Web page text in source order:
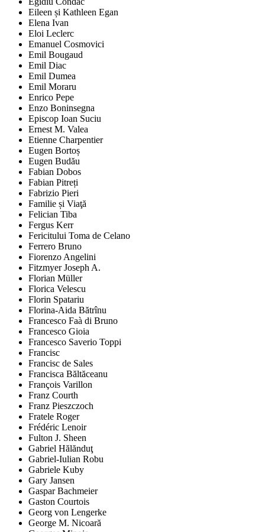
Eileen și Kathleen Egan
Elena Ivan
Eloi Leclerc
Emanuel Cosmovici
Emil Bougaud
Emil Diac
Emil Dumea
Emil Moraru
Enrico Pepe
Enzo Boninsegna
Episcop Ioan Suciu
Ernest M. Valea
Etienne Charpentier
Eugen Bortoș
Eugen Budău
Fabian Dobos
Fabian Pitreți
Fabrizio Pieri
Familie și Viaţă
Felician Tiba
Fergus Kerr
Fericitului Toma de Celano
Ferrero Bruno
Fiorenzo Angelini
Fitzmyer Joseph A.
Florian Müller
Florica Velescu
Florin Spatariu
Florina-Aida Bătrînu
Francesco Faà di Bruno
Francesco Gioia
Francesco Saverio Toppi
Francisc
Francisc de Sales
Francisca Băltăceanu
François Varillon
Franz Courth
Franz Pieszczoch
Fratele Roger
Frédéric Lenoir
Fulton J. Sheen
Gabriel Hălănduţ
Gabriel-Iulian Robu
Gabriele Kuby
Gary Jansen
Gaspar Bachmeier
Gaston Courtois
Georg von Lengerke
George M. Nicoară